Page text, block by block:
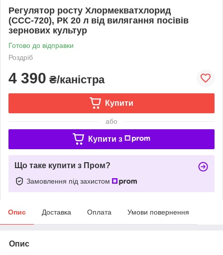
Регулятор росту Хлормекватхлорид
(ССС-720), РК 20 л від вилягання посівів
зернових культур
Готово до відправки
Роздріб
4 390 ₴/каністра
Купити
або
Купити з
Що таке купити з Пром?
Замовлення під захистом
Опис Доставка Оплата Умови повернення
Опис